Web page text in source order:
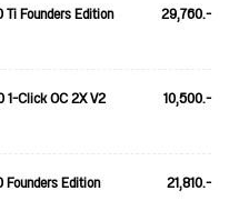
Founders Edition 29,760.-
1-Click OC 2X V2 10,500.-
Founders Edition 21,810.-